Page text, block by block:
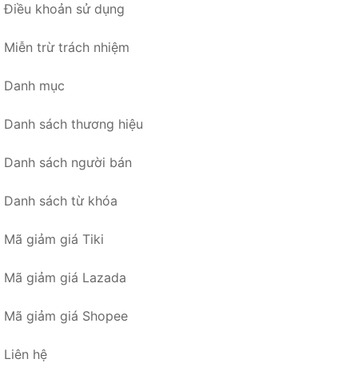
Điều khoản sử dụng
Miễn trừ trách nhiệm
Danh mục
Danh sách thương hiệu
Danh sách người bán
Danh sách từ khóa
Mã giảm giá Tiki
Mã giảm giá Lazada
Mã giảm giá Shopee
Liên hệ